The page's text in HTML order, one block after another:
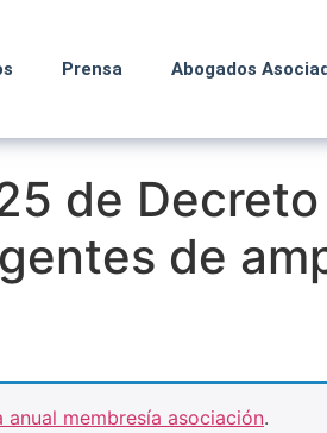
Prensa Abogados
de
de
anual membresía asociación.